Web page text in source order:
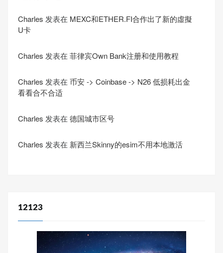
Charles 发表在 MEXC和ETHER.FI合作出了新的虛擬
U卡
Charles 发表在 菲律宾Own Bank注册和使用教程
Charles 发表在 币安 -> Coinbase -> N26 低损耗出金
看看合不合适
Charles 发表在 德国城市区号
Charles 发表在 新西兰Skinny的esim不用本地激活
12123